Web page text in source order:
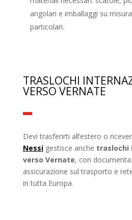
angolari e imballaggi su
particolari.
TRASLOCHI
VERSO VERNATE
Devi trasferirti all’estero o
Nessigestisce anche traslochi
verso Vernate, con
assicurazione sul trasporto e
in tutta Europa.